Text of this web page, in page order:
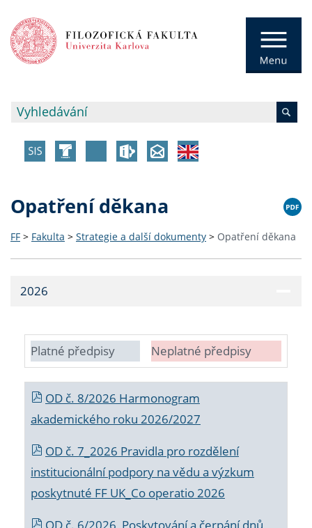
Opatření děkana
FF > Fakulta > Strategie a další dokumenty > Opatření děkana
2026
Platné předpisy Neplatné předpisy
OD č. 8/2026 Harmonogram
akademického roku 2026/2027
OD č. 7_2026 Pravidla pro rozdělení
institucionální podpory na vědu a výzkum
poskytnuté FF UK_Co operatio 2026